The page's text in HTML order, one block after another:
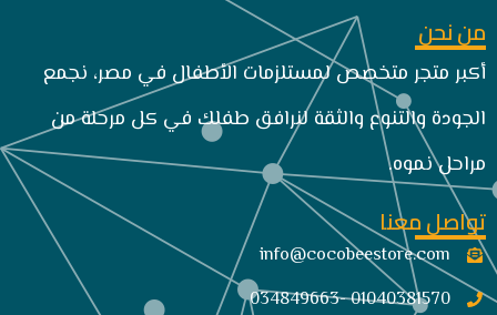
من نحن
أكبر متجر متخصص لمستلزمات الأطفال في مصر، نجمع
الجودة والتنوع والثقة لنرافق طفلك في كل مرحلة من
مراحل نموه.
تواصل معنا
info@cocobeestore.com​
01040381570 -034849663